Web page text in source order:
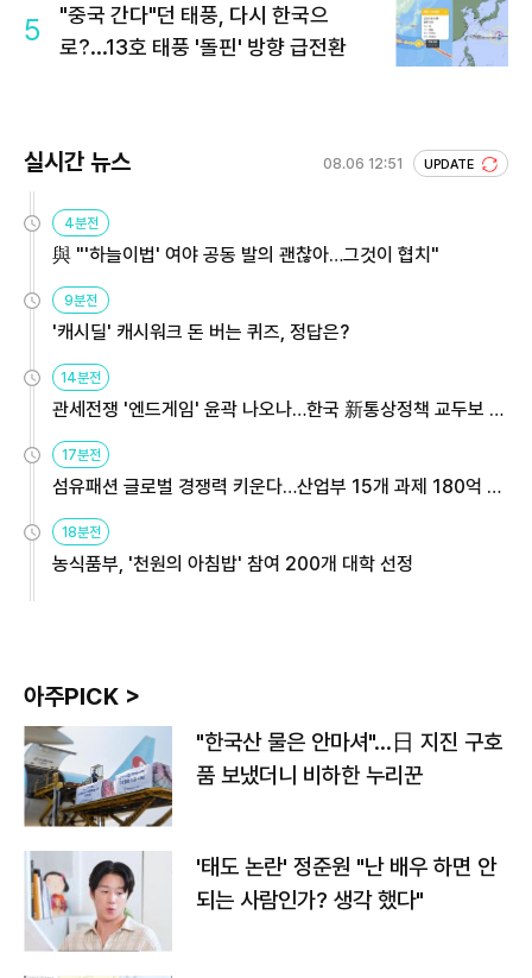
5
"중국 간다"던 태풍, 다시 한국으
로?...13호 태풍 '돌핀' 방향 급전환
실시간 뉴스 08.06 12:51 UPDATE
4분전
與 "'하늘이법' 여야 공동 발의 괜찮아…그것이 협치"
9분전
'캐시딜' 캐시워크 돈 버는 퀴즈, 정답은?
14분전
관세전쟁 '엔드게임' 윤곽 나오나…한국 新통상정책 교두보 활
17분전
섬유패션 글로벌 경쟁력 키운다…산업부 15개 과제 180억 지
18분전
농식품부, '천원의 아침밥' 참여 200개 대학 선정
아주PICK >
"한국산 물은 안마셔"…日 지진 구호
품 보냈더니 비하한 누리꾼
'태도 논란' 정준원 "난 배우 하면 안
되는 사람인가? 생각 했다"